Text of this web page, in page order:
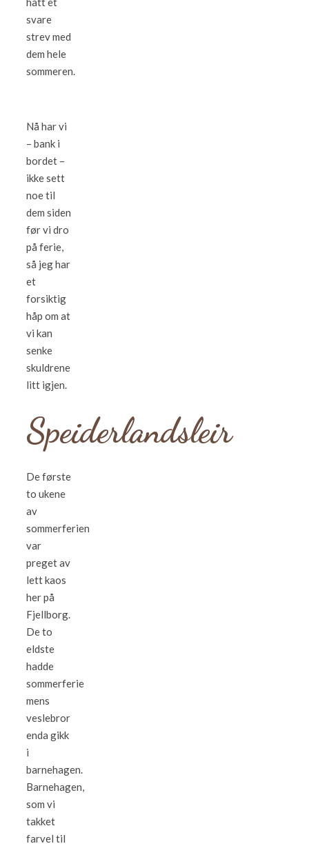
svare
strev med
dem hele
sommeren.
Nå har vi
– bank i
bordet –
ikke sett
noe til
dem siden
før vi dro
på ferie,
så jeg har
et
forsiktig
håp om at
vi kan
senke
skuldrene
litt igjen.
Speiderlandsleir
De første
to ukene
av
sommerferien
var
preget av
lett kaos
her på
Fjellborg.
De to
eldste
hadde
sommerferie
mens
veslebror
enda gikk
i
barnehagen.
Barnehagen,
som vi
takket
farvel til